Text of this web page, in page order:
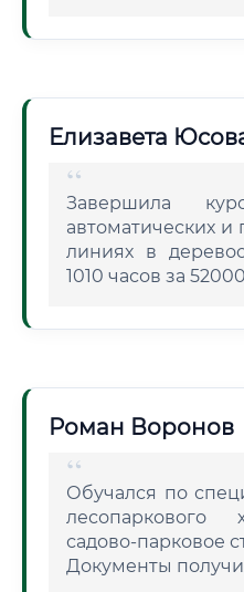
Елизавета
Завершила
автоматических и
линиях в
1010 часов за
Роман Воронов
Обучался по
лесопаркового
садово-парковое
Документы